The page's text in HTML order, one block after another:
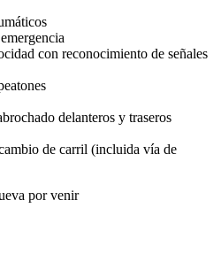
con reconocimiento de señales
delanteros y traseros
de carril (incluida vía de
por venir